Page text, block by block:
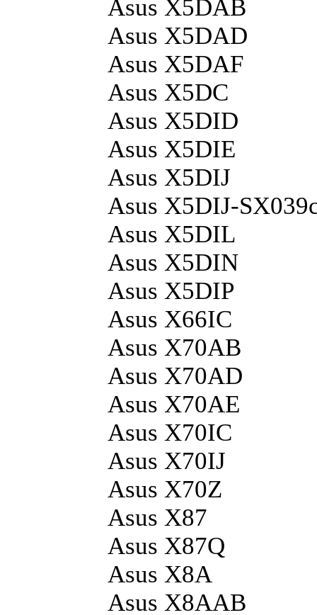
Asus X5DAB
Asus X5DAD
Asus X5DAF
Asus X5DC
Asus X5DID
Asus X5DIE
Asus X5DIJ
Asus X5DIJ-
Asus X5DIL
Asus X5DIN
Asus X5DIP
Asus X66IC
Asus X70AB
Asus X70AD
Asus X70AE
Asus X70IC
Asus X70IJ
Asus X70Z
Asus X87
Asus X87Q
Asus X8A
Asus X8AAB